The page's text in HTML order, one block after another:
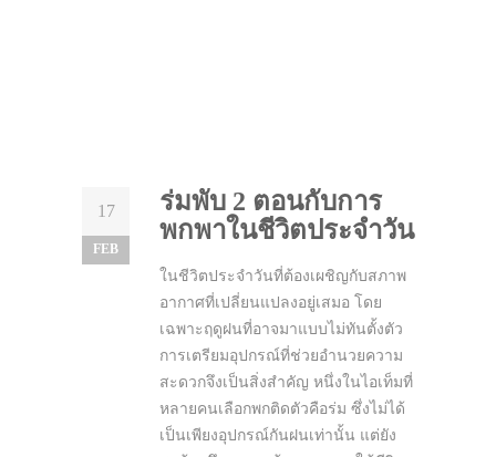
17
FEB
ร่มพับ 2 ตอนกับการ
พกพาในชีวิตประจำวัน
ในชีวิตประจำวันที่ต้องเผชิญกับสภาพ
อากาศที่เปลี่ยนแปลงอยู่เสมอ โดย
เฉพาะฤดูฝนที่อาจมาแบบไม่ทันตั้งตัว
การเตรียมอุปกรณ์ที่ช่วยอำนวยความ
สะดวกจึงเป็นสิ่งสำคัญ หนึ่งในไอเท็มที่
หลายคนเลือกพกติดตัวคือร่ม ซึ่งไม่ได้
เป็นเพียงอุปกรณ์กันฝนเท่านั้น แต่ยัง